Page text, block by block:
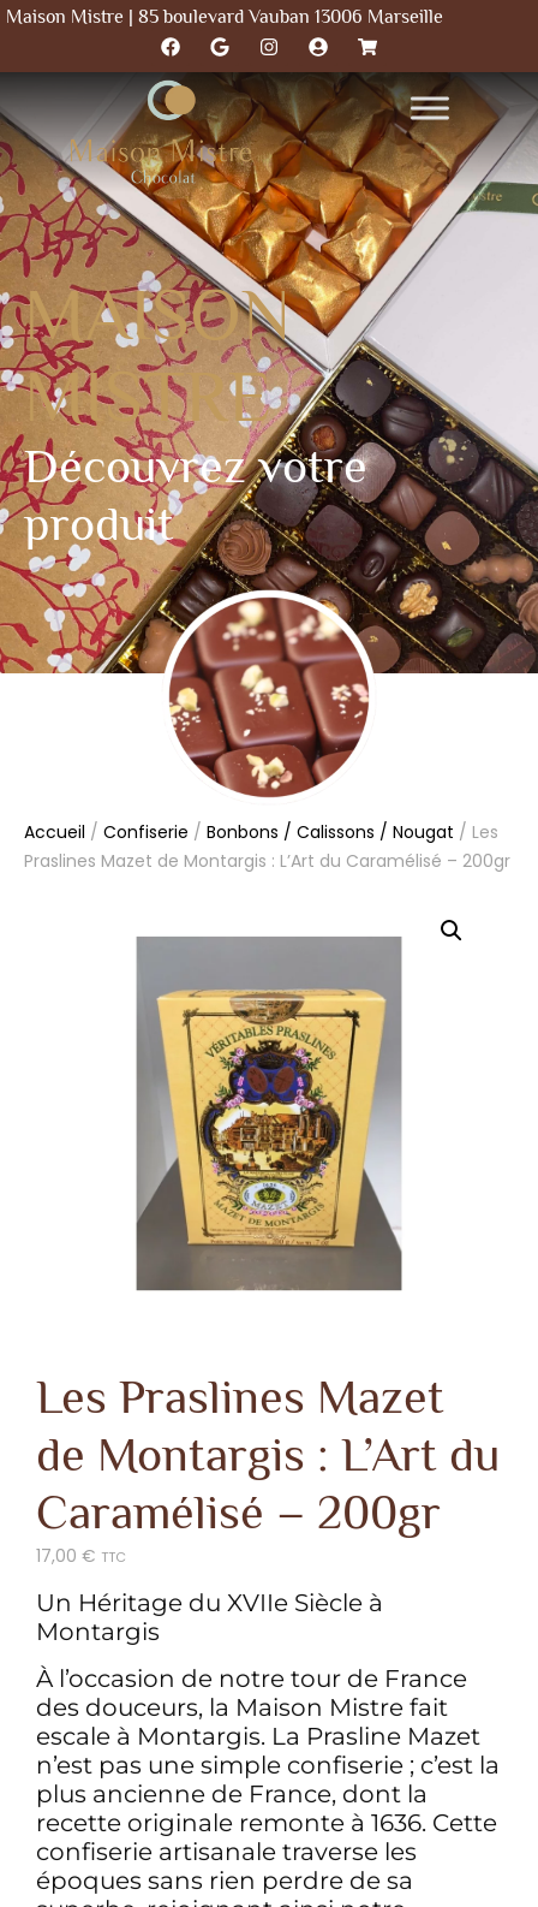
Maison Mistre | 85 boulevard Vauban 13006 Marseille
MAISON
MISTRE
Découvrez votre
produit
Accueil / Confiserie / Bonbons / Calissons / Nougat / Les
Praslines Mazet de Montargis : L’Art du Caramélisé – 200gr
Les Praslines Mazet
de Montargis : L’Art du
Caramélisé – 200gr
17,00 € TTC
Un Héritage du XVIIe Siècle à
Montargis
À l’occasion de notre tour de France
des douceurs, la Maison Mistre fait
escale à Montargis. La Prasline Mazet
n’est pas une simple confiserie ; c’est la
plus ancienne de France, dont la
recette originale remonte à 1636. Cette
confiserie artisanale traverse les
époques sans rien perdre de sa